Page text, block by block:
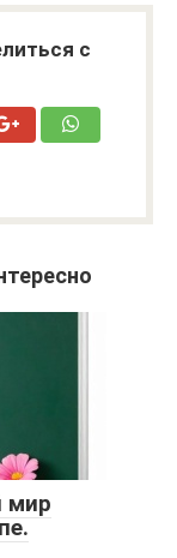
с
мир